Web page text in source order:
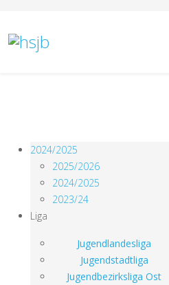
2024/2025
2025/2026
2024/2025
2023/24
Liga
Jugendlandesliga
Jugendstadtliga
Jugendbezirksliga Ost